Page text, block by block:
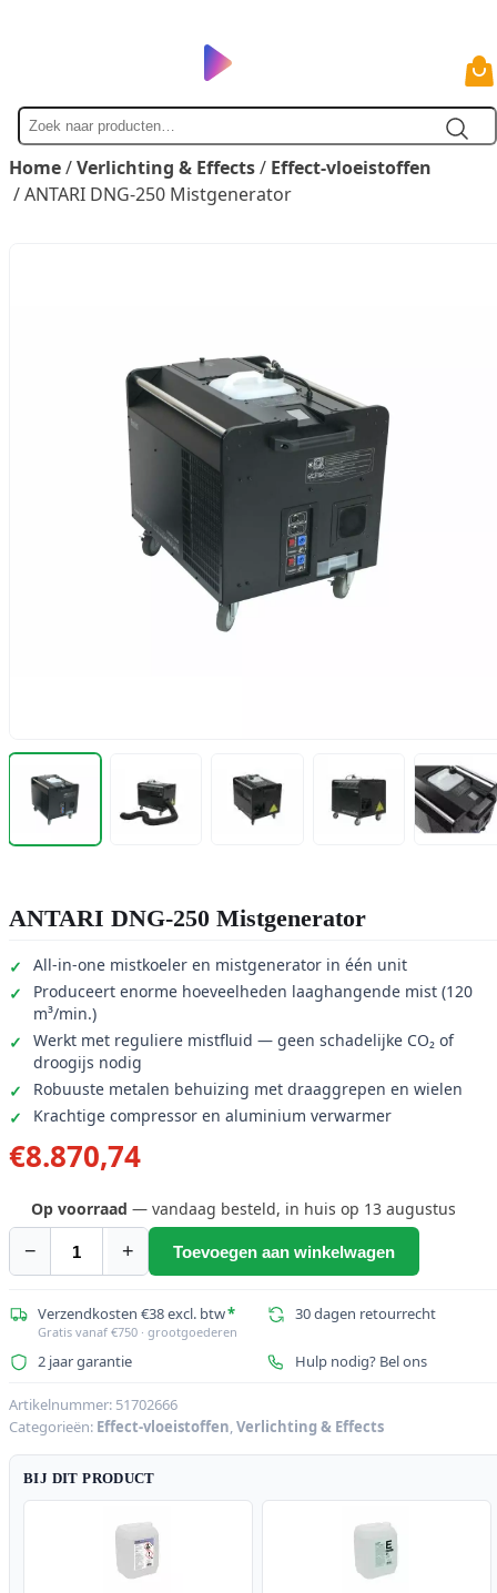
Zoek
naar
Home/Verlichting & Effects/ Effect-vloeistoffen
/ ANTARI DNG-250 Mistgenerator
ANTARI DNG-250 Mistgenerator
All-in-one mistkoeler en mistgenerator in één unit
Produceert enorme hoeveelheden laaghangende mist (120
m³/min.)
Werkt met reguliere mistfluid — geen schadelijke CO₂ of
droogijs nodig
Robuuste metalen behuizing met draaggrepen en wielen
Krachtige compressor en aluminium verwarmer
€8.870,74
Op voorraad — vandaag besteld, in huis op 13 augustus
−
ANTARI
250
Mistgenerator
aantal
+ Toevoegen aan winkelwagen
Verzendkosten €38 excl. btw*
Gratis vanaf €750 · grootgoederen
30 dagen retourrecht
2 jaar garantie Hulp nodig? Bel ons
Artikelnummer: 51702666
Categorieën: Effect-vloeistoffen,Verlichting & Effects
BIJ DIT PRODUCT